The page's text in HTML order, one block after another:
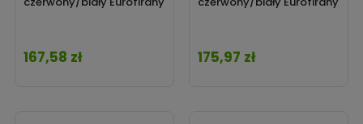
Cena
167,58 zł Cena
175,97 zł